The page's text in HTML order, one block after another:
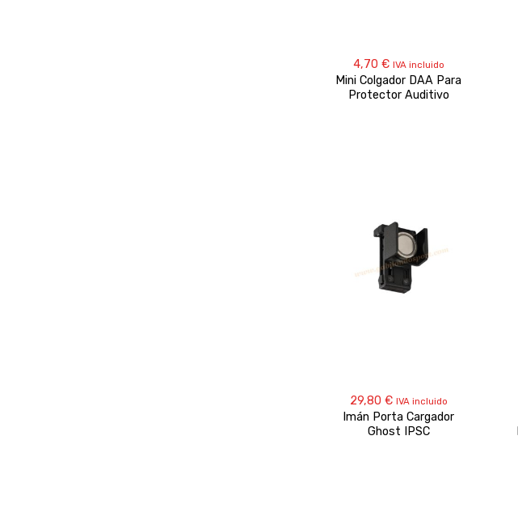
4,70 € IVA incluido
Mini Colgador DAA Para
Protector Auditivo
29,80 € IVA incluido
Imán Porta Cargador
Ghost IPSC